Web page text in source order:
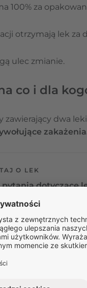
100% za
otrzymają lek za
ulec zmianie.
co i dla
zawierający dwa
O LEK
pytania dotyczące
umów się na
O LEK
zwanych
zapobiega temu